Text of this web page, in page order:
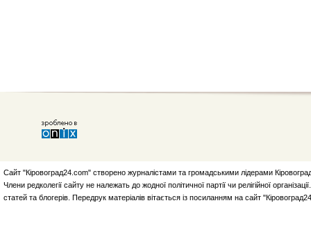
Сайт "Кіровоград24.com" створено журналістами та громадськими лідерами
Члени редколегії сайту не належать до жодної політичної партії чи релігійної
статей та блогерів. Передрук матеріалів вітається із посиланням на сайт